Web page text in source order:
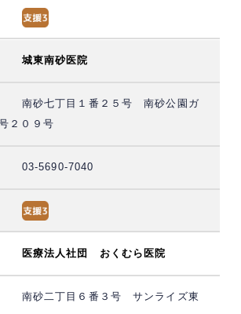
城東南砂医院
南砂七丁目１番２５号 南砂公園ガ
２０９号
03-5690-7040
医療法人社団 おくむら医院
南砂二丁目６番３号 サンライズ東